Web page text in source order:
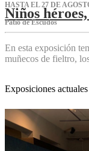
HASTA EL 27 DE
Niños
Patio de Escudos
En esta exposición
muñecos de fieltro,
Exposiciones actuales